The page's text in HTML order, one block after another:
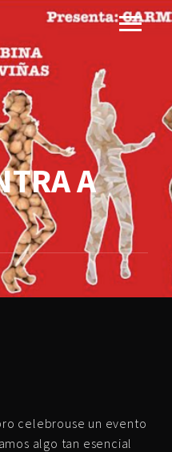
A
celebrouse un evento
algo tan esencial